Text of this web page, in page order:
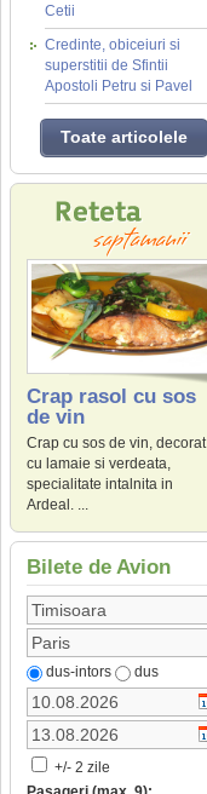
Cetii
Credinte, obiceiuri si
superstitii de Sfintii
Apostoli Petru si Pavel
Toate articolele
Crap rasol cu sos
de vin
Crap cu sos de vin, decorat
cu lamaie si verdeata,
specialitate intalnita in
Ardeal. ...
Bilete de Avion
dus-intors dus
+/- 2 zile